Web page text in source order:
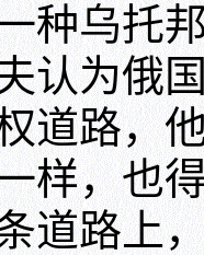
种乌托
认为俄
道路，
样，也
道路上